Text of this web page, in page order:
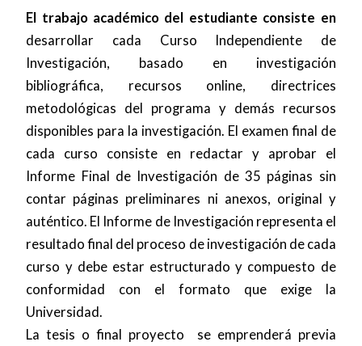
El trabajo académico del estudiante consiste en
desarrollar cada Curso Independiente de
Investigación, basado en investigación
bibliográfica, recursos online, directrices
metodológicas del programa y demás recursos
disponibles para la investigación. El examen final de
cada curso consiste en redactar y aprobar el
Informe Final de Investigación de 35 páginas sin
contar páginas preliminares ni anexos, original y
auténtico. El Informe de Investigación representa el
resultado final del proceso de investigación de cada
curso y debe estar estructurado y compuesto de
conformidad con el formato que exige la
Universidad.
La tesis o final proyecto se emprenderá previa